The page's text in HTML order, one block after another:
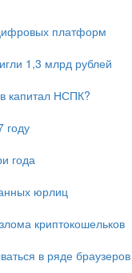
платформ
1,3 млрд рублей
капитал НСПК?
году
года
юрлиц
криптокошельков
в ряде браузеров